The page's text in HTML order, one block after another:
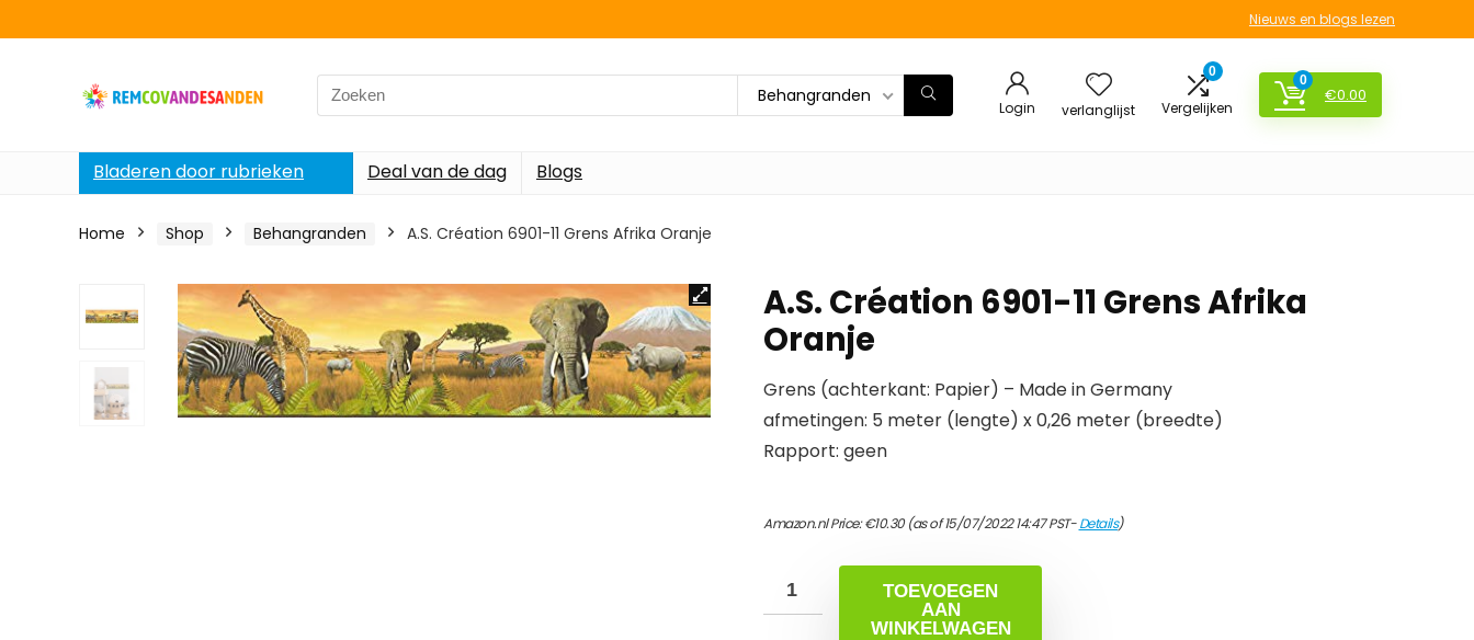
Nieuws en blogs lezen
Search
for:
Behangranden
Login verlanglijst
0
Vergelijken
0
€0.00
Bladeren door rubrieken Deal van de dag Blogs
Home Shop Behangranden A.S. Création 6901-11 Grens Afrika Oranje
A.S. Création 6901-11 Grens Afrika
Oranje
Grens (achterkant: Papier) – Made in Germany
afmetingen: 5 meter (lengte) x 0,26 meter (breedte)
Rapport: geen
Amazon.nl Price:€10.30(as of 15/07/2022 14:47 PST-Details)
TOEVOEGEN
AAN
WINKELWAGEN